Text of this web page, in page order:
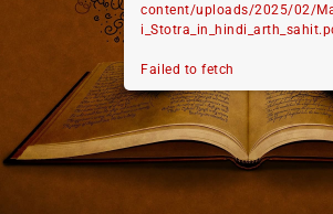
content/uploads/2025/02/
Failed to fetch